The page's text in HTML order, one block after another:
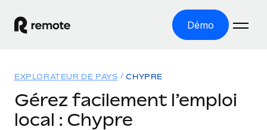
Démo
EMPLOI À L’INTERNATIONAL
Solutions
EXPLORATEUR DE PAYS CHYPRE
Gérez facilement l’emploi
local : Chypre